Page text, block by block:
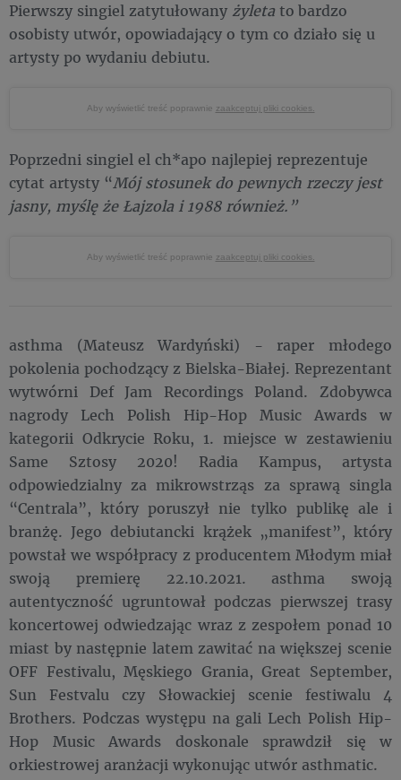
Pierwszy singiel zatytułowany żyleta to bardzo
osobisty utwór, opowiadający o tym co działo się u
artysty po wydaniu debiutu.
Aby wyświetlić treść poprawnie zaakceptuj pliki cookies.
Poprzedni singiel el ch*apo najlepiej reprezentuje
cytat artysty “Mój stosunek do pewnych rzeczy jest
jasny, myślę że Łajzola i 1988 również.”
Aby wyświetlić treść poprawnie zaakceptuj pliki cookies.
asthma (Mateusz Wardyński) - raper młodego
pokolenia pochodzący z Bielska-Białej. Reprezentant
wytwórni Def Jam Recordings Poland. Zdobywca
nagrody Lech Polish Hip-Hop Music Awards w
kategorii Odkrycie Roku, 1. miejsce w zestawieniu
Same Sztosy 2020! Radia Kampus, artysta
odpowiedzialny za mikrowstrząs za sprawą singla
“Centrala”, który poruszył nie tylko publikę ale i
branżę. Jego debiutancki krążek „manifest”, który
powstał we współpracy z producentem Młodym miał
swoją premierę 22.10.2021. asthma swoją
autentyczność ugruntował podczas pierwszej trasy
koncertowej odwiedzając wraz z zespołem ponad 10
miast by następnie latem zawitać na większej scenie
OFF Festivalu, Męskiego Grania, Great September,
Sun Festvalu czy Słowackiej scenie festiwalu 4
Brothers. Podczas występu na gali Lech Polish Hip-
Hop Music Awards doskonale sprawdził się w
orkiestrowej aranżacji wykonując utwór asthmatic.